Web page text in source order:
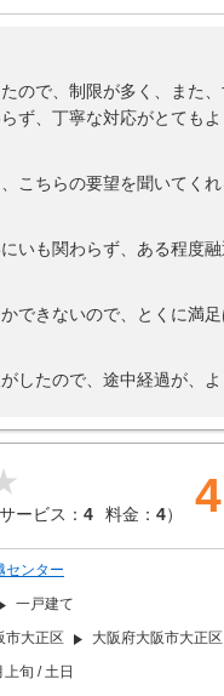
ので、制限が多く、また
ず、丁寧な対応がとても
こちらの要望を聞いてく
いも関わらず、ある程度
できないので、とくに満
したので、途中経過が、
サービス： 4 料金： 4） 4
センター
一戸建て
市大正区
大阪府大阪市大正区
旬 / 土日